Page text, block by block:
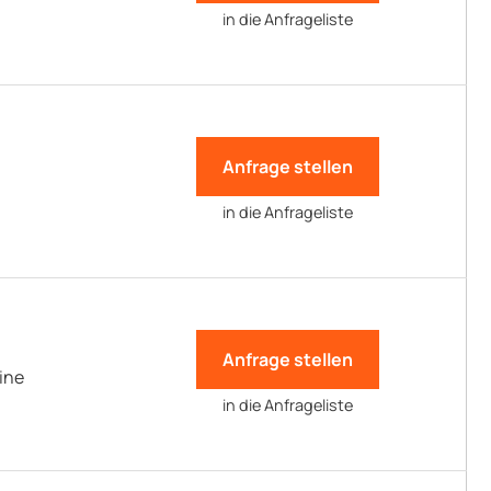
in die Anfrageliste
Anfrage stellen
in die Anfrageliste
Anfrage stellen
in die Anfrageliste